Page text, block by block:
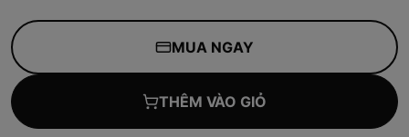
MUA NGAY
THÊM VÀO GIỎ